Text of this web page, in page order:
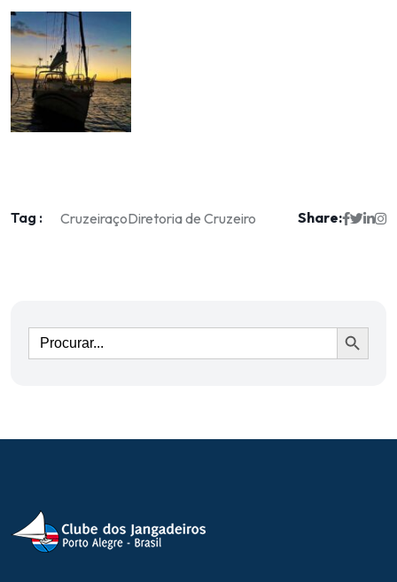
Tag : CruzeiraçoDiretoria de Cruzeiro Share:
Ir